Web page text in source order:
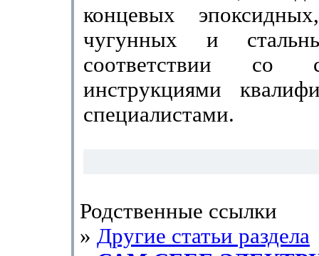
концевых
чугунных и
соответствии со
инструкциями
специалистами.
Родственные ссылки
» Другие статьи раздела